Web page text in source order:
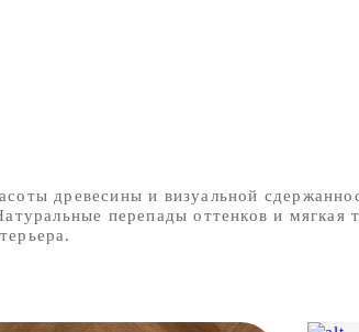
древесины и визуальной
перепады оттенков и мягкая